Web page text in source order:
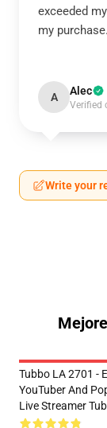
exceeded
my purchase.
A Alec
Verified
Write your
Tubbo LA 2701 -
YouTuber And
Live Streamer